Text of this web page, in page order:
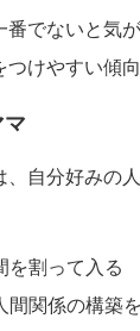
番でないと気
けやすい傾向
自分好みの
を割って入る
間関係の構築